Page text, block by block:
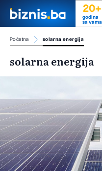
20+
godina
sa vama
Početna solarna energija
solarna energija